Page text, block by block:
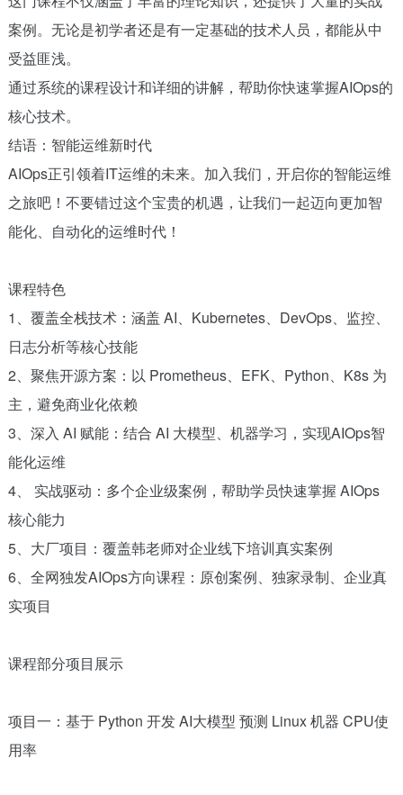
案例。无论是初学者还是有一定基础的技术人员，都能从中
受益匪浅。
通过系统的课程设计和详细的讲解，帮助你快速掌握AIOps的
核心技术。
结语：智能运维新时代
AIOps正引领着IT运维的未来。加入我们，开启你的智能运维
之旅吧！不要错过这个宝贵的机遇，让我们一起迈向更加智
能化、自动化的运维时代！
课程特色
1、覆盖全栈技术：涵盖 AI、Kubernetes、DevOps、监控、
日志分析等核心技能
2、聚焦开源方案：以 Prometheus、EFK、Python、K8s 为
主，避免商业化依赖
3、深入 AI 赋能：结合 AI 大模型、机器学习，实现AIOps智
能化运维
4、 实战驱动：多个企业级案例，帮助学员快速掌握 AIOps
核心能力
5、大厂项目：覆盖韩老师对企业线下培训真实案例
6、全网独发AIOps方向课程：原创案例、独家录制、企业真
实项目
课程部分项目展示
项目一：基于 Python 开发 AI大模型 预测 Linux 机器 CPU使
用率